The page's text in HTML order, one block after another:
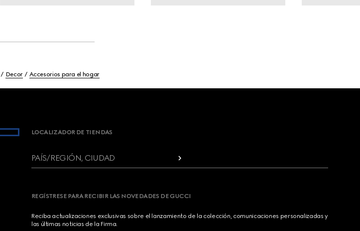
Decor Accesorios para el hogar
LOCALIZADOR DE TIENDAS
PAÍS/REGIÓN, CIUDAD
REGÍSTRESE PARA RECIBIR LAS NOVEDADES DE GUCCI
Reciba actualizaciones exclusivas sobre el lanzamiento de la colección, comunicaciones personalizadas y
las últimas noticias de la Firma.